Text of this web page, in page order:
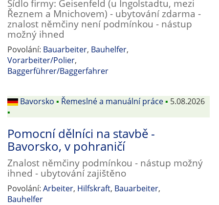
Sídlo firmy: Geisenfeld (u Ingolstadtu, mezi
Řeznem a Mnichovem) - ubytování zdarma -
znalost němčiny není podmínkou - nástup
možný ihned
Povolání: Bauarbeiter, Bauhelfer,
Vorarbeiter/Polier,
Baggerführer/Baggerfahrer
Bavorsko ▪ Řemeslné a manuální práce▪ 5.08.2026
▪
Pomocní dělníci na stavbě -
Bavorsko, v pohraničí
Znalost němčiny podmínkou - nástup možný
ihned - ubytování zajištěno
Povolání: Arbeiter, Hilfskraft, Bauarbeiter,
Bauhelfer